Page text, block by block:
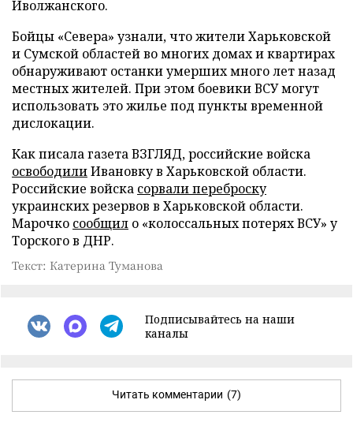
Иволжанского.
Бойцы «Севера» узнали, что жители Харьковской
и Сумской областей во многих домах и квартирах
обнаруживают останки умерших много лет назад
местных жителей. При этом боевики ВСУ могут
использовать это жилье под пункты временной
дислокации.
Как писала газета ВЗГЛЯД, российские войска
освободилиИвановку в Харьковской области.
Российские войска сорвали переброску
украинских резервов в Харьковской области.
Марочко сообщил о «колоссальных потерях ВСУ» у
Торского в ДНР.
Текст: Катерина Туманова
Подписывайтесь на наши
каналы
Читать комментарии (7)